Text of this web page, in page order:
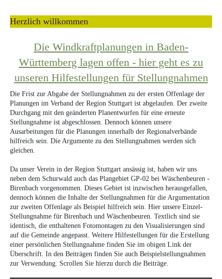
Herzlich willkommen
Die Windkraftplanungen in Baden-
Württemberg lagen offen - hier geht es zu
unseren Hilfestellungen für Stellungnahmen
Die Frist zur Abgabe der Stellungnahmen zu der ersten Offenlage der
Planungen im Verband der Region Stuttgart ist abgelaufen. Der zweite
Durchgang mit den geänderten Planentwurfen für eine erneute
Stellungnahme ist abgeschlossen. Dennoch können unsere
Ausarbeitungen für die Planungen innerhalb der Regionalverbände
hilfreich sein. Die Argumente zu den Stellungnahmen werden sich
gleichen.
Da unser Verein in der Region Stuttgart ansässig ist, haben wir uns
neben dem Schurwald auch das Plangebiet GP-02 bei Wäschenbeuren -
Birenbach vorgenommen. Dieses Gebiet ist inzwischen herausgefallen,
dennoch können die Inhalte der Stellungnahmen für die Argumentation
zur zweiten Offenlage als Beispiel hilfreich sein. Hier unsere Einzel-
Stellungnahme für Birenbach und Wäschenbeuren. Textlich sind sie
identisch, die enthaltenen Fotomontagen zu den Visualisierungen sind
auf die Gemeinde angepasst. Weitere Hilfestellungen für die Erstellung
einer persönlichen Stellungnahme finden Sie im obigen Link der
Überschrift. In den Beiträgen finden Sie auch Beispielstellungnahmen
zur Verwendung. Scrollen Sie hierzu durch die Beiträge.